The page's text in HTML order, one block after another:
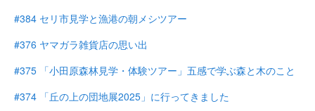
#384 セリ市見学と漁港の朝メシツアー
#376 ヤマガラ雑貨店の思い出
#375 「小田原森林見学・体験ツアー」五感で学ぶ森と木のこと
#374 「丘の上の団地展2025」に行ってきました